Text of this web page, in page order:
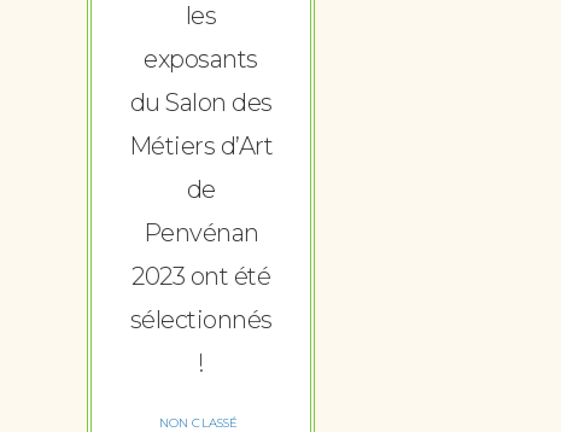
les
exposants
du Salon des
Métiers d’Art
de
Penvénan
2023 ont été
sélectionnés
!
NON CLASSÉ